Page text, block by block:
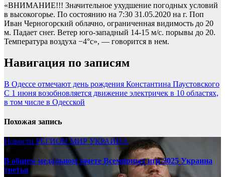
«ВНИМАНИЕ!!! Значительное ухудшение погодных условий
в высокогорье. По состоянию на 7:30 31.05.2020 на г. Поп
Иван Черногорский облачно, ограниченная видимость до 20
м. Падает снег. Ветер юго-западный 14-15 м/с. порывы до 20.
Температура воздуха −4°с», — говорится в нем.
Навигация по записям
В Одессе отмечают день рождения Константина Паустовского
С 1 июня возобновляется движение электричек в 10 областях,
в том числе в Одесской
Похожая запись
Новости РЕГИОНМИР УКРАИНА
В общем медальном зачете Всемирных игр-2025 Украина
третья